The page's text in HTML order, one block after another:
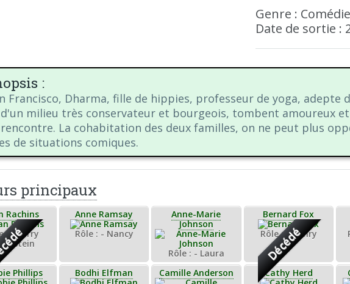
Genre : Comédie
Date de sortie :
:
Francisco, Dharma, fille de hippies, professeur de yoga, adepte
milieu très conservateur et bourgeois, tombent amoureux
La cohabitation des deux familles, on ne peut plus
de situations comiques.
principaux
Rachins
: - Larry
Anne Ramsay
Rôle : - Nancy
Anne-Marie
Johnson
Rôle : - Laura
Bernard Fox
Décédé
Rôle : - Henry
Phillips
Bodhi Elfman
Camille Anderson
Cathy Herd